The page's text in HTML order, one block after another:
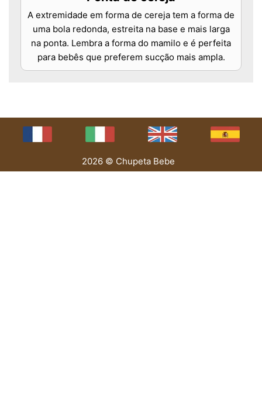
A extremidade em forma de cereja tem a forma de
uma bola redonda, estreita na base e mais larga
na ponta. Lembra a forma do mamilo e é perfeita
para bebês que preferem sucção mais ampla.
2026 © Chupeta Bebe